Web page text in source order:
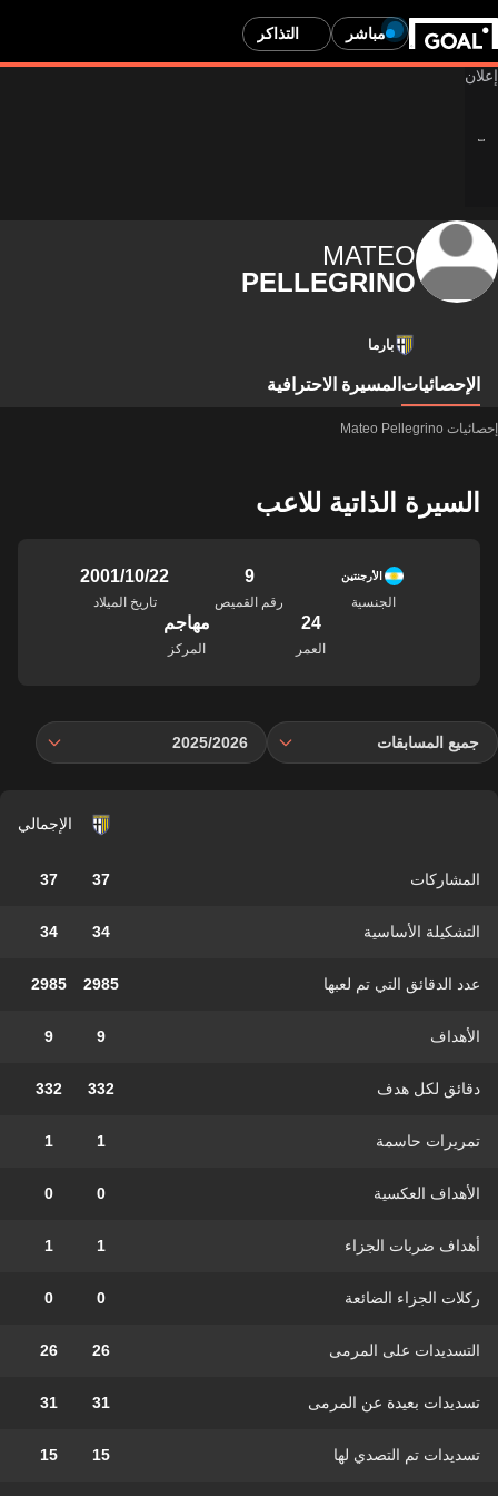
مباشر التذاكر
MATEO
PELLEGRINO
بارما
الإحصائيات المسيرة الاحترافية
إحصائيات Mateo Pellegrino
السيرة الذاتية للاعب
الأرجنتين
الجنسية
9
رقم القميص
22‏/10‏/2001
تاريخ الميلاد
24
العمر
مهاجم
المركز
جميع المسابقات 2025/2026
الإجمالي
المشاركات 37
37
التشكيلة الأساسية 34
34
عدد الدقائق التي تم لعبها 2985
2985
الأهداف 9
9
دقائق لكل هدف 332
332
تمريرات حاسمة 1
1
الأهداف العكسية 0
0
أهداف ضربات الجزاء 1
1
ركلات الجزاء الضائعة 0
0
التسديدات على المرمى 26
26
تسديدات بعيدة عن المرمى 31
31
تسديدات تم التصدي لها 15
15